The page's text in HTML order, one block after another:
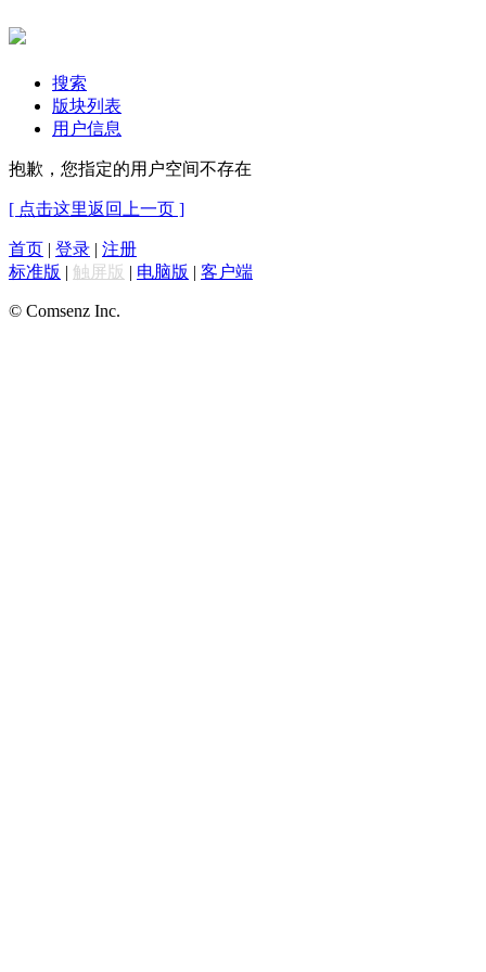
搜索
版块列表
用户信息
抱歉，您指定的用户空间不存在
[ 点击这里返回上一页 ]
首页 | 登录 | 注册
标准版 | 触屏版 | 电脑版 | 客户端
© Comsenz Inc.